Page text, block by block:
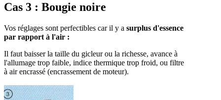
Cas 3 : Bougie noire
Vos réglages sont perfectibles car il y a surplus d'essence
par rapport à l'air :
Il faut baisser la taille du gicleur ou la richesse, avance à
l'allumage trop faible, indice thermique trop froid, ou filtre
à air encrassé (encrassement de moteur).